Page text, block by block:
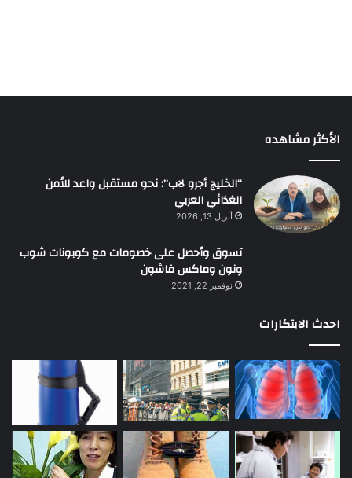
الأكثر مشاهده
“الخليج أجرو لاب”: نحو مستقبل واعد للأمن
الغذائي العربي
أبريل 13, 2026
تسوق وأحصل على خصومات مع كوبونات شوب
ونون وماكس فاشون
نوفمبر 22, 2021
احدث الابتكارات